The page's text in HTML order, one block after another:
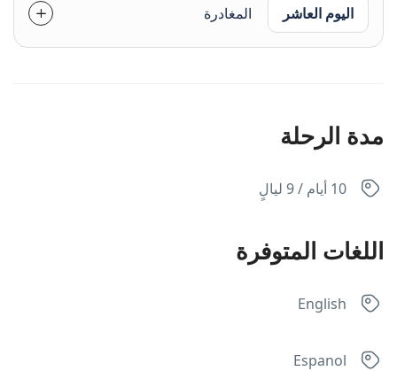
اليوم العاشر المغادرة
مدة الرحلة
10 أيام / 9 ليالٍ
اللغات المتوفرة
English
Espanol